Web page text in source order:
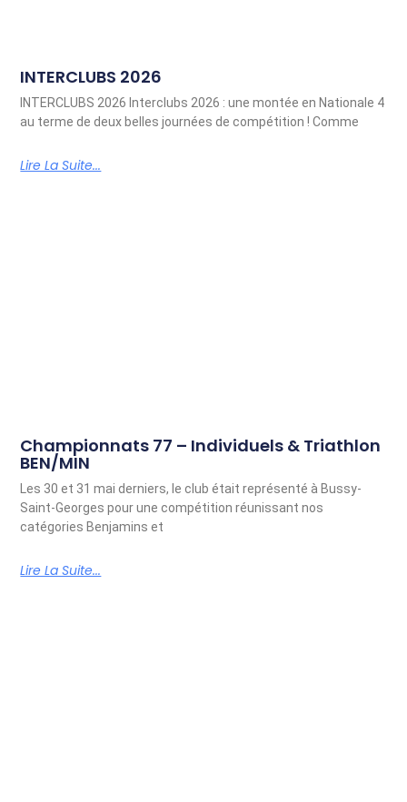
INTERCLUBS 2026
INTERCLUBS 2026 Interclubs 2026 : une montée en Nationale 4
au terme de deux belles journées de compétition ! Comme
Lire La Suite...
Championnats 77 – Individuels & Triathlon
BEN/MIN
Les 30 et 31 mai derniers, le club était représenté à Bussy-
Saint-Georges pour une compétition réunissant nos
catégories Benjamins et
Lire La Suite...